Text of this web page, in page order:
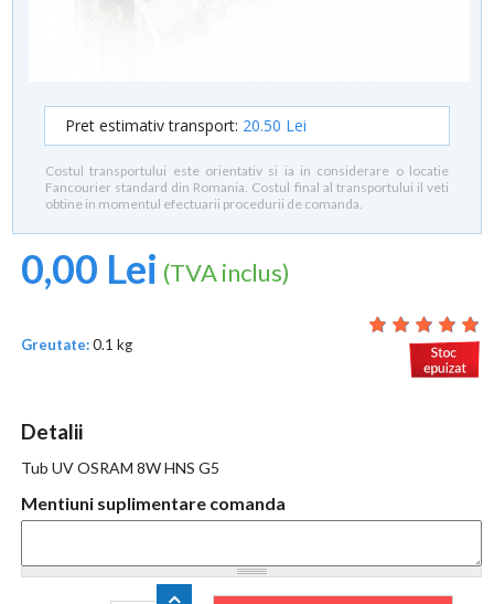
Pret estimativ transport: 20.50 Lei
Costul transportului este orientativ si ia in considerare o locatie
Fancourier standard din Romania. Costul final al transportului il veti
obtine in momentul efectuarii procedurii de comanda.
0,00 Lei (TVA inclus)
Greutate:0.1 kg
Detalii
Tub UV OSRAM 8W HNS G5
Mentiuni suplimentare comanda